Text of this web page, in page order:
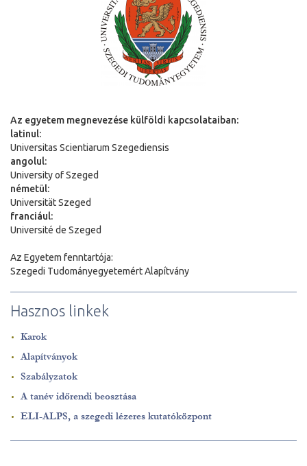
Az egyetem megnevezése külföldi kapcsolataiban:
latinul:
Universitas Scientiarum Szegediensis
angolul:
University of Szeged
németül:
Universität Szeged
franciául:
Université de Szeged
Az Egyetem fenntartója:
Szegedi Tudományegyetemért Alapítvány
Hasznos linkek
Karok
Alapítványok
Szabályzatok
A tanév időrendi beosztása
ELI-ALPS, a szegedi lézeres kutatóközpont